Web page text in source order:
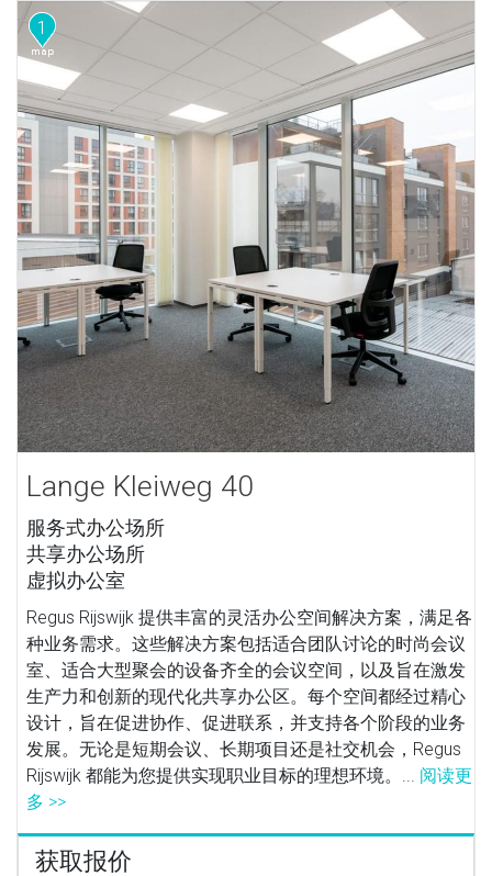
1
Lange Kleiweg 40
服务式办公场所
共享办公场所
虚拟办公室
Regus Rijswijk 提供丰富的灵活办公空间解决方案，满足各
种业务需求。这些解决方案包括适合团队讨论的时尚会议
室、适合大型聚会的设备齐全的会议空间，以及旨在激发
生产力和创新的现代化共享办公区。每个空间都经过精心
设计，旨在促进协作、促进联系，并支持各个阶段的业务
发展。无论是短期会议、长期项目还是社交机会，Regus
Rijswijk 都能为您提供实现职业目标的理想环境。... 阅读更
多 >>
获取报价